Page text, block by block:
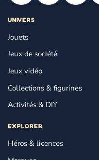
UNIVERS
Jouets
Jeux de société
Jeux vidéo
Collections & figurines
Activités & DIY
EXPLORER
Héros & licences